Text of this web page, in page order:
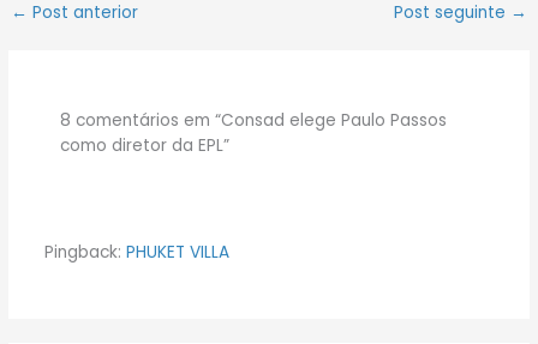
← Post anterior Post seguinte →
8 comentários em “Consad elege Paulo Passos
como diretor da EPL”
Pingback: PHUKET VILLA